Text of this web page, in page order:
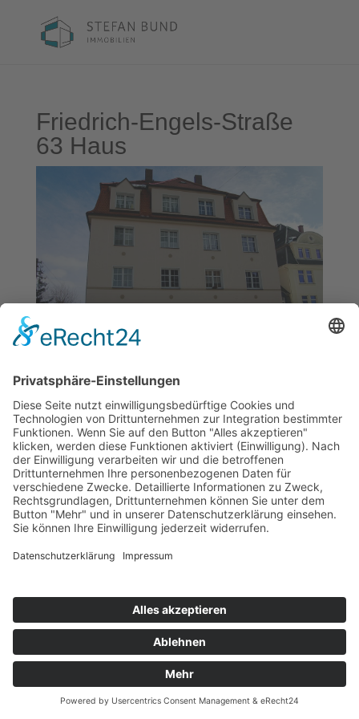
Friedrich-Engels-Straße
63 Haus
Cookie-Einstellungen
© 2023 Stefan Bund Immobilien - Alle Rechte
vorbehalten